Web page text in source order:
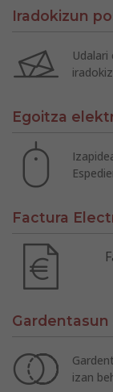
Iradokizun
Egoitza
Factura
Gardentasun
izan